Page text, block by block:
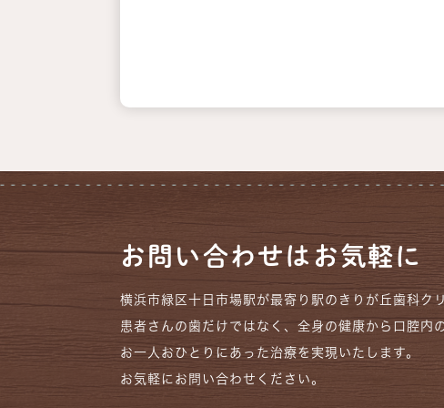
お問い合わせはお気軽に
横浜市緑区十日市場駅が最寄り駅のきりが丘歯科ク
患者さんの歯だけではなく、全身の健康から口腔内
お一人おひとりにあった治療を実現いたします。
お気軽にお問い合わせください。